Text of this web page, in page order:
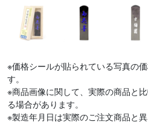
※価格シールが貼られている写真の
す。
※商品画像に関して、実際の商品と
る場合があります。
※製造年月日は実際のご注文商品と